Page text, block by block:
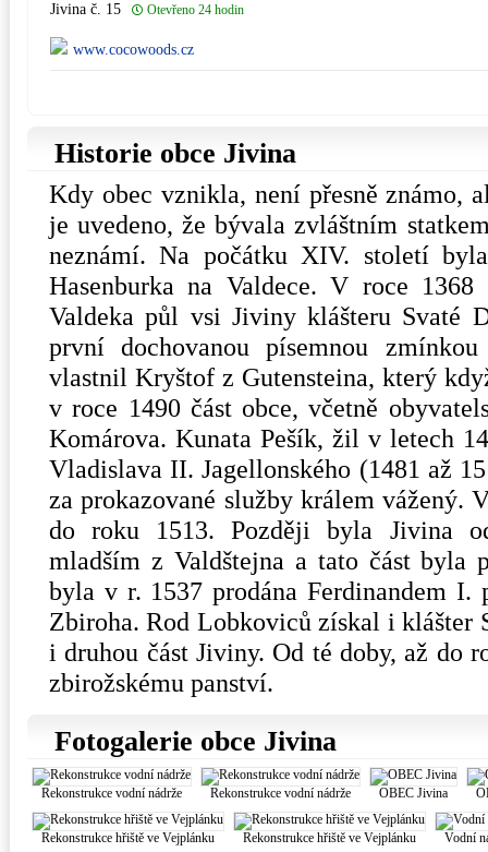
Jivina č. 15 Otevřeno 24 hodin
www.cocowoods.cz
Historie obce Jivina
Kdy obec vznikla, není přesně známo,
je uvedeno, že bývala zvláštním
neznámí. Na počátku XIV. století
Hasenburka na Valdece. V roce
Valdeka půl vsi Jiviny klášteru Svaté
první dochovanou písemnou
vlastnil Kryštof z Gutensteina, který
v roce 1490 část obce, včetně
Komárova. Kunata Pešík, žil v letech
Vladislava II. Jagellonského (1481 až
za prokazované služby králem vážený.
do roku 1513. Později byla Jivina
mladším z Valdštejna a tato část byla
byla v r. 1537 prodána Ferdinandem I.
Zbiroha. Rod Lobkoviců získal i klášter
i druhou část Jiviny. Od té doby, až do
zbirožskému panství.
Fotogalerie obce Jivina
Rekonstrukce vodní nádrže Rekonstrukce vodní nádrže OBEC Jivina
Rekonstrukce hřiště ve Vejplánku Rekonstrukce hřiště ve Vejplánku Vodní